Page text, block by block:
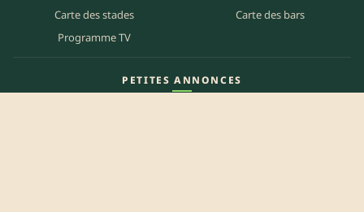
Carte des stades
Carte des bars
Programme TV
PETITES ANNONCES